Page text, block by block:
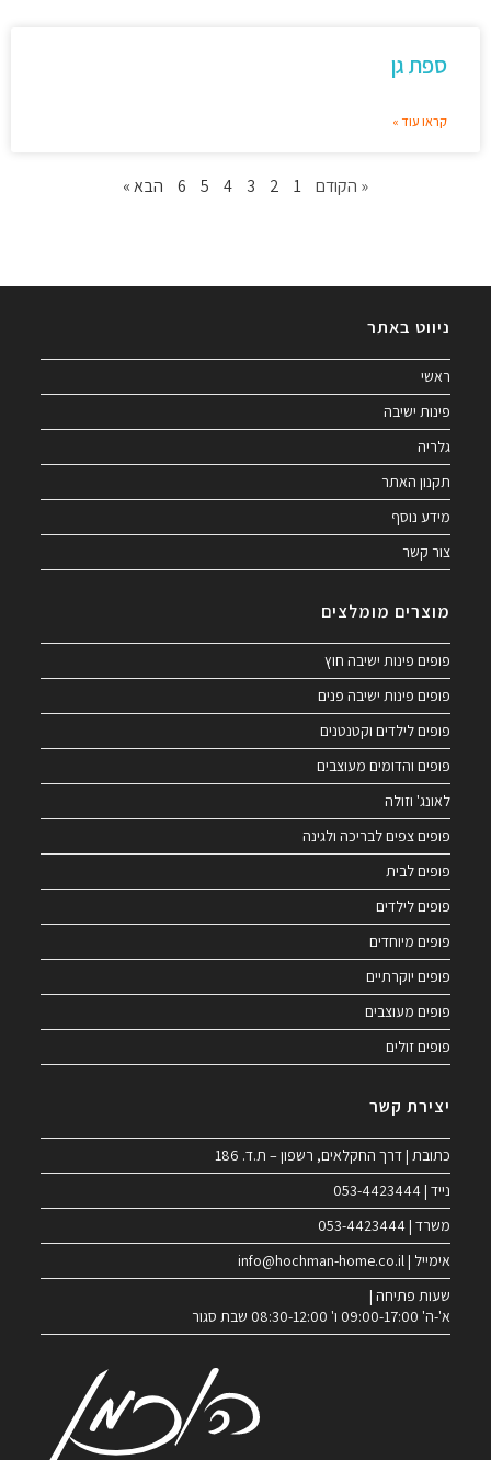
ספת גן
קראו עוד »
« הקודם 1
2
3
4
5
6 הבא »
ניווט באתר
ראשי
פינות ישיבה
גלריה
תקנון האתר
מידע נוסף
צור קשר
מוצרים מומלצים
פופים פינות ישיבה חוץ
פופים פינות ישיבה פנים
פופים לילדים וקטנטנים
פופים והדומים מעוצבים
לאונג' וזולה
פופים צפים לבריכה ולגינה
פופים לבית
פופים לילדים
פופים מיוחדים
פופים יוקרתיים
פופים מעוצבים
פופים זולים
יצירת קשר
כתובת | דרך החקלאים, רשפון – ת.ד. 186
נייד | 053-4423444
משרד | 053-4423444
אימייל | info@hochman-home.co.il
שעות פתיחה |
א'-ה' 09:00-17:00 ו' 08:30-12:00 שבת סגור